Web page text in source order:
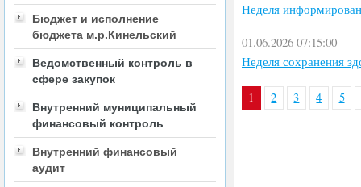
Бюджет и исполнение
бюджета м.р.Кинельский
Ведомственный контроль в
сфере закупок
Внутренний муниципальный
финансовый контроль
Внутренний финансовый
аудит
Неделя
01.06.2026 07:15:00
Неделя сохранения
1 2 3 4 5